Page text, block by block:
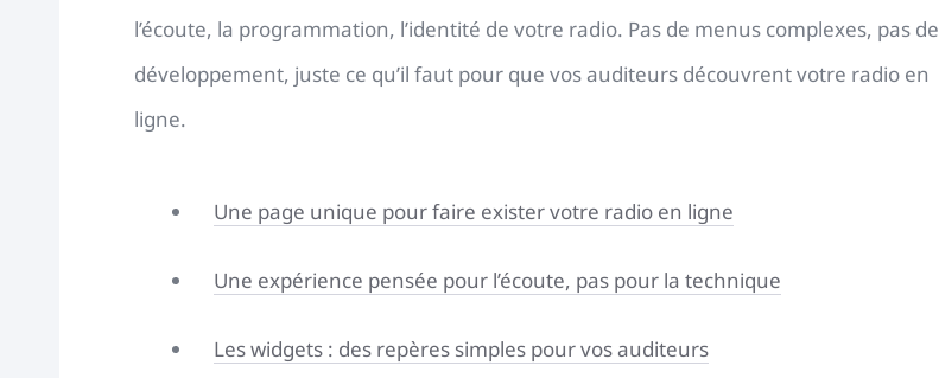
l’écoute, la programmation, l’identité de votre radio. Pas de menus complexes, pas de
développement, juste ce qu’il faut pour que vos auditeurs découvrent votre radio en
ligne.
Une page unique pour faire exister votre radio en ligne
Une expérience pensée pour l’écoute, pas pour la technique
Les widgets : des repères simples pour vos auditeurs